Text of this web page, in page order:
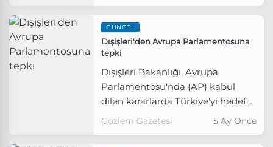
getirdi.
GÜNCEL
Dışişleri'den Avrupa Parlamentosuna
tepki
Dışişleri Bakanlığı, Avrupa
Parlamentosu'nda (AP) kabul
dilen kararlarda Türkiye'yi hedef
alan asılsız iddiaların tümüyle
Gözlem Gazetesi 5 Ay Önce